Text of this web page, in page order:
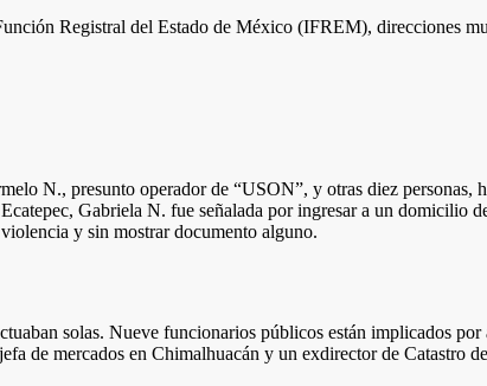
Registral del Estado de México (IFREM), direcciones
N., presunto operador de “USON”, y otras diez personas,
Gabriela N. fue señalada por ingresar a un domicilio
y sin mostrar documento alguno.
solas. Nueve funcionarios públicos están implicados
de mercados en Chimalhuacán y un exdirector de Catastro